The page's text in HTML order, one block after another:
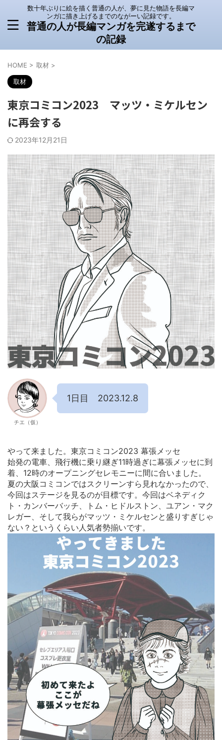
数十年ぶりに絵を描く普通の人が、夢に見た物語を長編マ
ンガに描き上げるまでのながーい記録です。
普通の人が長編マンガを完遂するまで
の記録
HOME > 取材 >
取材
東京コミコン2023 マッツ・ミケルセン
に再会する
2023年12月21日
チエ（仮）
1日目 2023.12.8
やって来ました。東京コミコン2023 幕張メッセ
始発の電車、飛行機に乗り継ぎ11時過ぎに幕張メッセに到
着、12時のオープニングセレモニーに間に合いました。
夏の大阪コミコンではスクリーンすら見れなかったので、
今回はステージを見るのが目標です。今回はベネディク
ト・カンバーバッチ、トム・ヒドルストン、ユアン・マク
レガー、そして我らがマッツ・ミケルセンと盛りすぎじゃ
ない？というくらい人気者勢揃いです。